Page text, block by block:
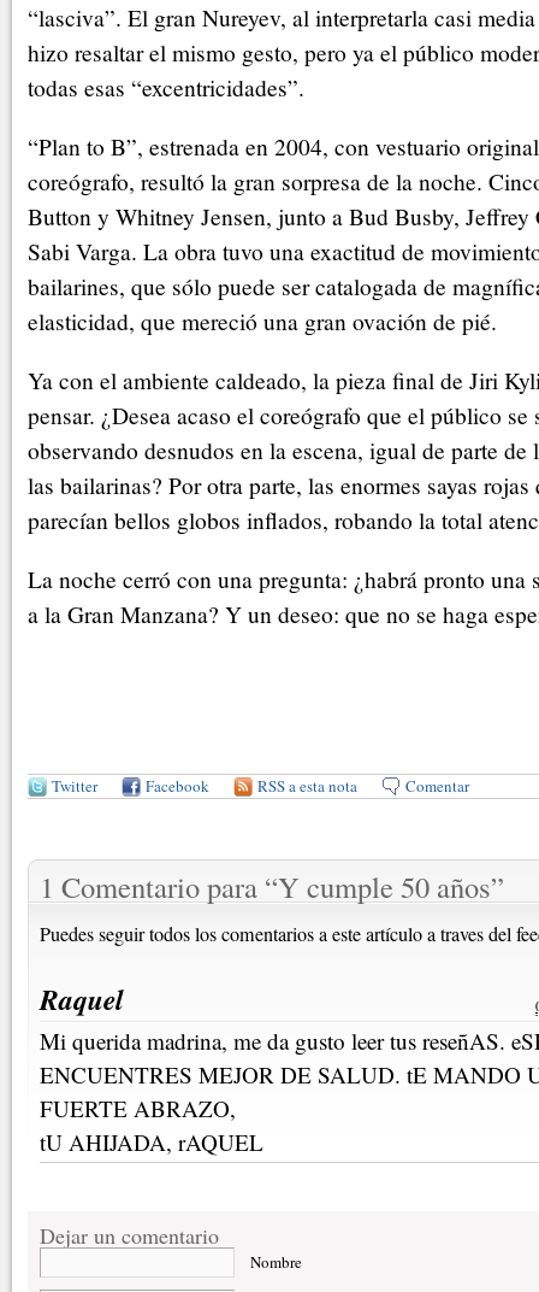
“lasciva”. El gran Nureyev, al interpretarla casi
hizo resaltar el mismo gesto, pero ya el público
todas esas “excentricidades”.
“Plan to B”, estrenada en 2004, con vestuario
coreógrafo, resultó la gran sorpresa de la noche.
Button y Whitney Jensen, junto a Bud Busby,
Sabi Varga. La obra tuvo una exactitud de
bailarines, que sólo puede ser catalogada de
elasticidad, que mereció una gran ovación de pié.
Ya con el ambiente caldeado, la pieza final de Jiri
pensar. ¿Desea acaso el coreógrafo que el público se
observando desnudos en la escena, igual de parte de
las bailarinas? Por otra parte, las enormes sayas
parecían bellos globos inflados, robando la total
La noche cerró con una pregunta: ¿habrá pronto una
a la Gran Manzana? Y un deseo: que no se haga
Twitter Facebook RSS a esta nota Comentar
1 Comentario para “Y cumple 50 años”
Puedes seguir todos los comentarios a este artículo a traves del
Raquel
Mi querida madrina, me da gusto leer tus reseñAS.
ENCUENTRES MEJOR DE SALUD. tE MANDO
FUERTE ABRAZO,
tU AHIJADA, rAQUEL
Dejar un comentario
Nombre